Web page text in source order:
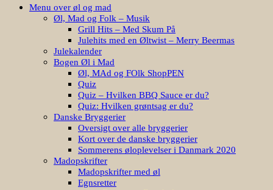
Menu over øl og mad
Øl, Mad og Folk – Musik
Grill Hits – Med Skum På
Julehits med en Øltwist – Merry Beermas
Julekalender
Bogen Øl i Mad
Øl, MAd og FOlk ShopPEN
Quiz
Quiz – Hvilken BBQ Sauce er du?
Quiz: Hvilken grøntsag er du?
Danske Bryggerier
Oversigt over alle bryggerier
Kort over de danske bryggerier
Sommerens øloplevelser i Danmark 2020
Madopskrifter
Madopskrifter med øl
Egnsretter